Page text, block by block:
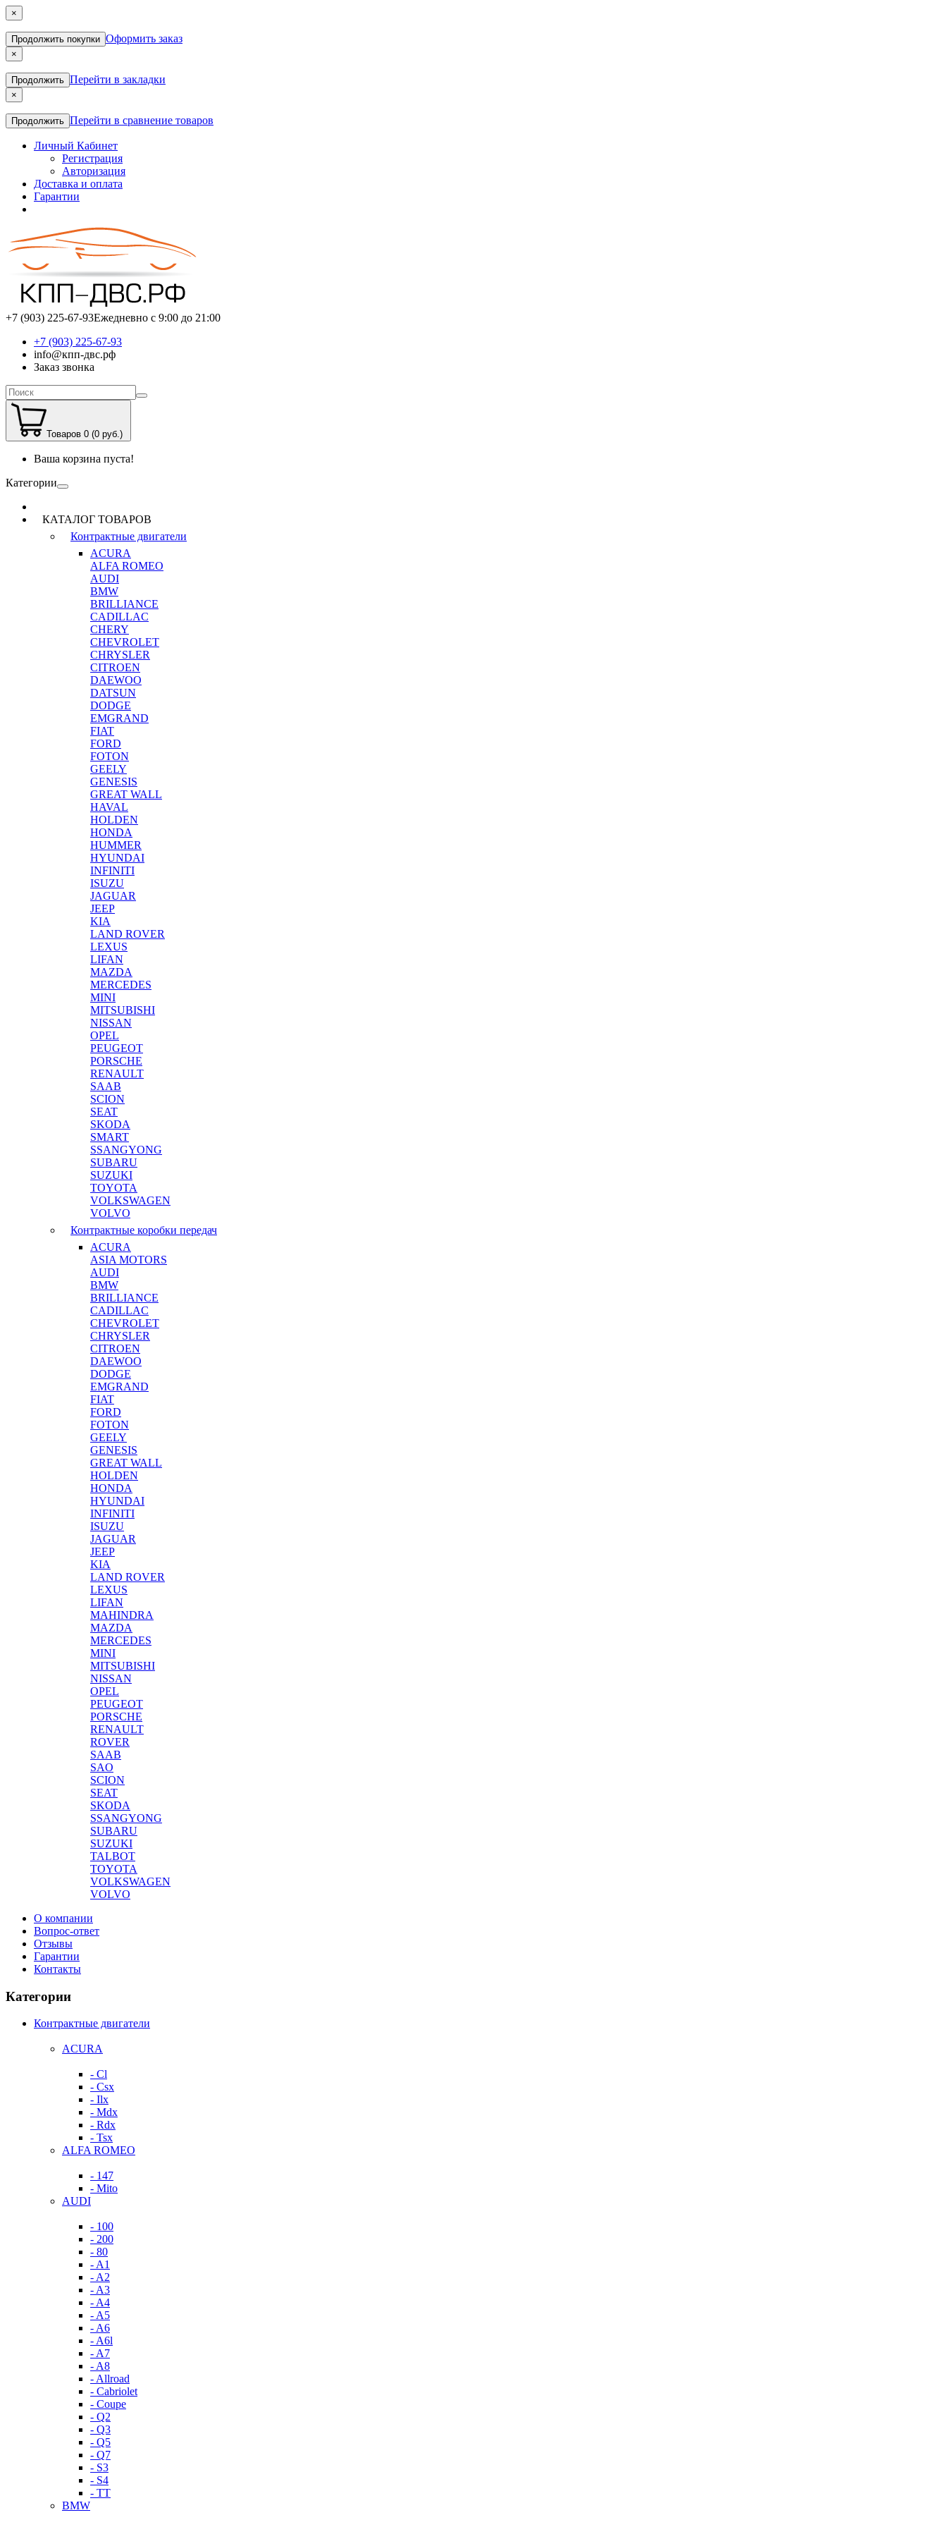
×
Продолжить покупки Оформить заказ
×
Продолжить Перейти в закладки
×
Продолжить Перейти в сравнение товаров
Личный Кабинет
Регистрация
Авторизация
Доставка и оплата
Гарантии
+7 (903) 225-67-93Ежедневно с 9:00 до 21:00
+7 (903) 225-67-93
info@кпп-двс.рф
Заказ звонка
Товаров 0 (0 руб.)
Ваша корзина пуста!
Категории
КАТАЛОГ ТОВАРОВ
Контрактные двигатели
ACURA
ALFA ROMEO
AUDI
BMW
BRILLIANCE
CADILLAC
CHERY
CHEVROLET
CHRYSLER
CITROEN
DAEWOO
DATSUN
DODGE
EMGRAND
FIAT
FORD
FOTON
GEELY
GENESIS
GREAT WALL
HAVAL
HOLDEN
HONDA
HUMMER
HYUNDAI
INFINITI
ISUZU
JAGUAR
JEEP
KIA
LAND ROVER
LEXUS
LIFAN
MAZDA
MERCEDES
MINI
MITSUBISHI
NISSAN
OPEL
PEUGEOT
PORSCHE
RENAULT
SAAB
SCION
SEAT
SKODA
SMART
SSANGYONG
SUBARU
SUZUKI
TOYOTA
VOLKSWAGEN
VOLVO
Контрактные коробки передач
ACURA
ASIA MOTORS
AUDI
BMW
BRILLIANCE
CADILLAC
CHEVROLET
CHRYSLER
CITROEN
DAEWOO
DODGE
EMGRAND
FIAT
FORD
FOTON
GEELY
GENESIS
GREAT WALL
HOLDEN
HONDA
HYUNDAI
INFINITI
ISUZU
JAGUAR
JEEP
KIA
LAND ROVER
LEXUS
LIFAN
MAHINDRA
MAZDA
MERCEDES
MINI
MITSUBISHI
NISSAN
OPEL
PEUGEOT
PORSCHE
RENAULT
ROVER
SAAB
SAO
SCION
SEAT
SKODA
SSANGYONG
SUBARU
SUZUKI
TALBOT
TOYOTA
VOLKSWAGEN
VOLVO
О компании
Вопрос-ответ
Отзывы
Гарантии
Контакты
Категории
Контрактные двигатели
ACURA
- Cl
- Csx
- Ilx
- Mdx
- Rdx
- Tsx
ALFA ROMEO
- 147
- Mito
AUDI
- 100
- 200
- 80
- A1
- A2
- A3
- A4
- A5
- A6
- A6l
- A7
- A8
- Allroad
- Cabriolet
- Coupe
- Q2
- Q3
- Q5
- Q7
- S3
- S4
- TT
BMW